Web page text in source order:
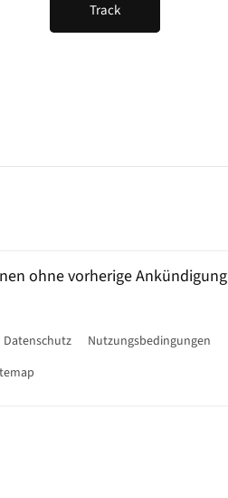
Track
ohne vorherige Ankündigung
Datenschutz
Nutzungsbedingungen